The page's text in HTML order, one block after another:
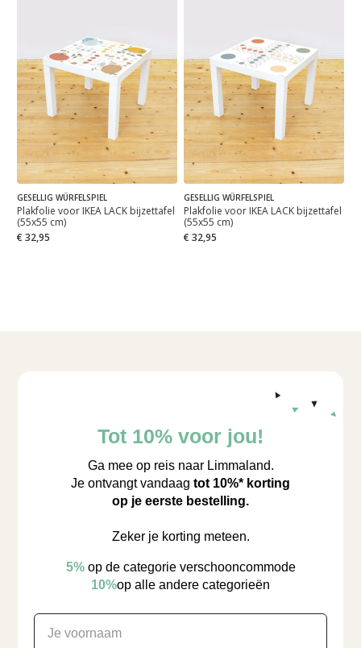
GESELLIG WÜRFELSPIEL
Plakfolie voor IKEA LACK bijzettafel
(55x55 cm)
€ 32,95
GESELLIG WÜRFELSPIEL
Plakfolie voor IKEA LACK bijzettafel
(55x55 cm)
€ 32,95
Tot 10% voor jou!
Ga mee op reis naar Limmaland.
Je ontvangt vandaag tot 10%* korting
op je eerste bestelling.
Zeker je korting meteen.
5%​ op de categorie verschooncommode
10%op alle andere categorieën